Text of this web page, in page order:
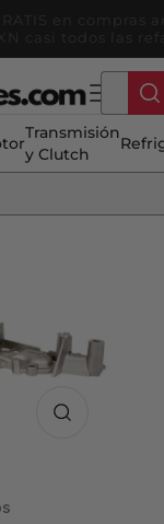
Transmisión
y Clutch